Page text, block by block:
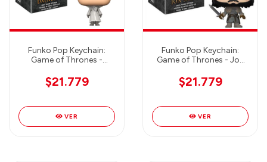
Funko Pop Keychain:
Game of Thrones -
$21.779
VER
Funko Pop Keychain:
Game of Thrones - Jon
$21.779
VER